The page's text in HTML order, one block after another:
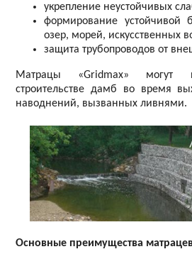
укрепление неустойчивых
формирование устойчивой
озер, морей, искусственных
защита трубопроводов от
Матрацы «Gridmax» могут
строительстве дамб во время
наводнений, вызванных ливнями.
Основные преимущества